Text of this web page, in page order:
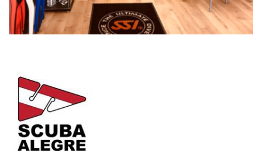
Analítiques i personalització
perfils de navegació dels usuaris per introduir millores en
funció de l'anàlisi de les dades d'ús que fan els usuaris del
servei. Permeten desar la informació de preferència de
l'usuari per millorar la qualitat dels nostres serveis i oferir
una millor experiència a través de productes recomanats.
Marketing i publicitat